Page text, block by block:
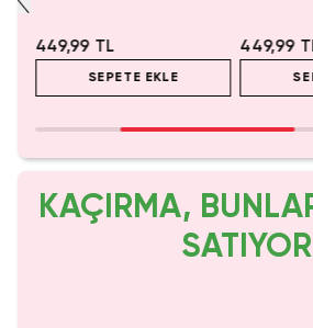
449,99 TL
SEPETE EKLE
449,99
KAÇIRMA,
SATIYOR